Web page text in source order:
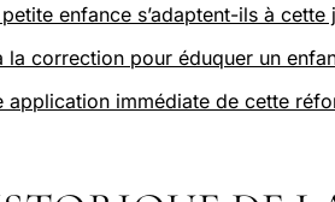
enfance s’adaptent-ils à cette
la correction pour éduquer un
immédiate de cette